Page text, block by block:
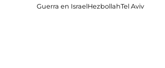
Guerra en IsraelHezbollahTel Aviv